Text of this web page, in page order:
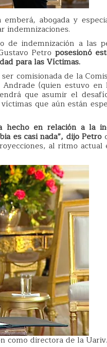
abogada y
indemnizaciones.
indemnización a las
Petroposesionó
para las Víctimas.
comisionada de la
(quien estuvo
que asumir el
que aún están
hecho en relación a la
es casi nada”, dijo Petro
al ritmo actual
como directora de la